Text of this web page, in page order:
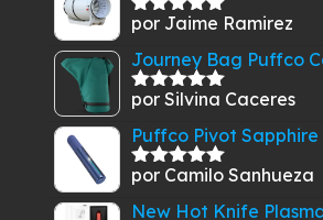
Valorado
por Jaime Ramirez
Journey Bag Puffco
Valorado
por Silvina Caceres
Puffco Pivot Sapphire
Valorado
por Camilo Sanhueza
New Hot Knife